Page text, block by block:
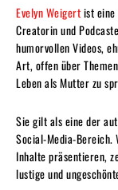
Evelyn Weigertist
Creatorin und
humorvollen Videos,
Art, offen über
Leben als Mutter zu
Sie gilt als eine der
Social-Media-
Inhalte präsentieren,
lustige und